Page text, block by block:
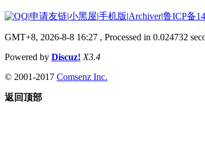
|申请友链|小黑屋|手机版|Archiver|鲁ICP备
GMT+8, 2026-8-8 16:27 , Processed in 0.024732
Powered by Discuz! X3.4
© 2001-2017 Comsenz Inc.
返回顶部